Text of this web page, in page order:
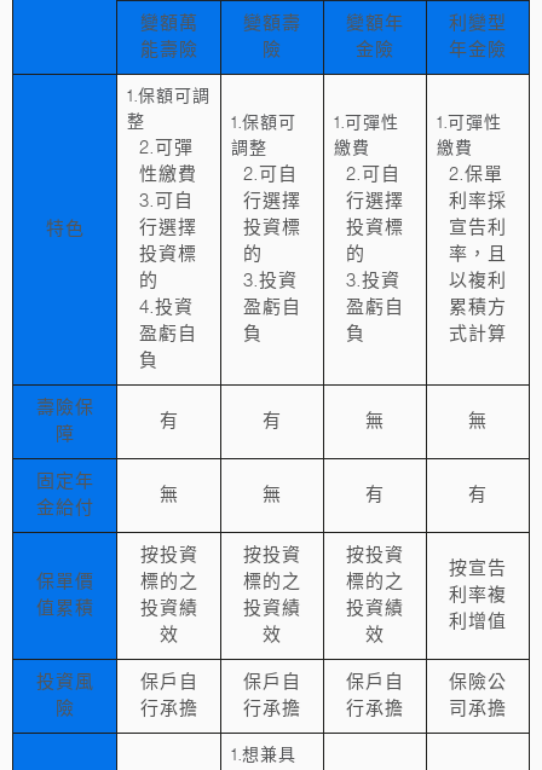
變額萬
能壽險
變額壽
險
變額年
金險
利變型
年金險
特色
1.保額可調
整
2.可彈
性繳費
3.可自
行選擇
投資標
的
4.投資
盈虧自
負
1.保額可
調整
2.可自
行選擇
投資標
的
3.投資
盈虧自
負
1.可彈性
繳費
2.可自
行選擇
投資標
的
3.投資
盈虧自
負
1.可彈性
繳費
2.保單
利率採
宣告利
率，且
以複利
累積方
式計算
壽險保
障
有 有 無 無
固定年
金給付
無 無 有 有
保單價
值累積
按投資
標的之
投資績
效
按投資
標的之
投資績
效
按投資
標的之
投資績
效
按宣告
利率複
利增值
投資風
險
保戶自
行承擔
保戶自
行承擔
保戶自
行承擔
保險公
司承擔
1.想兼具